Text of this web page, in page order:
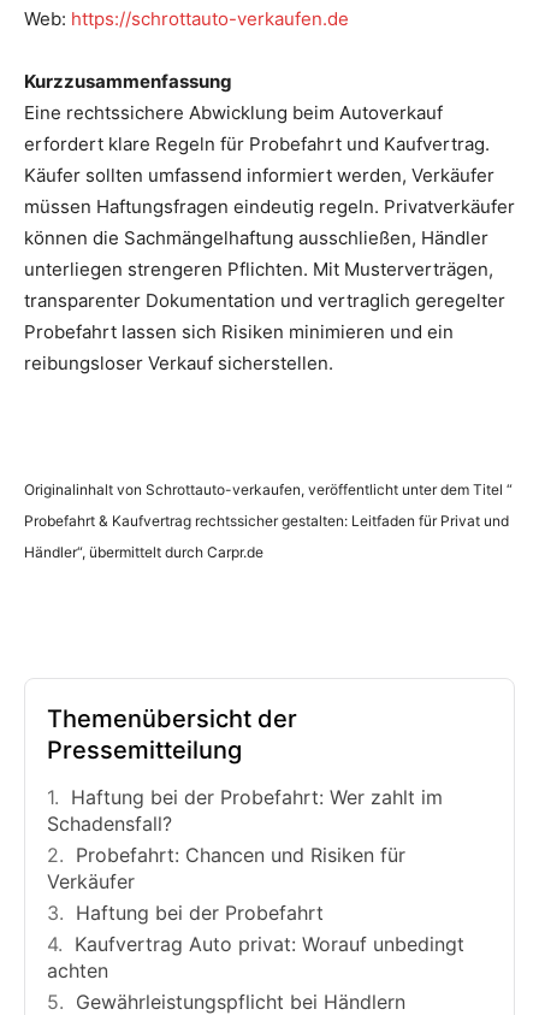
Web: https://schrottauto-verkaufen.de
Kurzzusammenfassung
Eine rechtssichere Abwicklung beim Autoverkauf
erfordert klare Regeln für Probefahrt und Kaufvertrag.
Käufer sollten umfassend informiert werden, Verkäufer
müssen Haftungsfragen eindeutig regeln. Privatverkäufer
können die Sachmängelhaftung ausschließen, Händler
unterliegen strengeren Pflichten. Mit Musterverträgen,
transparenter Dokumentation und vertraglich geregelter
Probefahrt lassen sich Risiken minimieren und ein
reibungsloser Verkauf sicherstellen.
Originalinhalt von Schrottauto-verkaufen, veröffentlicht unter dem Titel “
Probefahrt & Kaufvertrag rechtssicher gestalten: Leitfaden für Privat und
Händler“, übermittelt durch Carpr.de
Themenübersicht der
Pressemitteilung
Haftung bei der Probefahrt: Wer zahlt im
Schadensfall?
Probefahrt: Chancen und Risiken für
Verkäufer
Haftung bei der Probefahrt
Kaufvertrag Auto privat: Worauf unbedingt
achten
Gewährleistungspflicht bei Händlern